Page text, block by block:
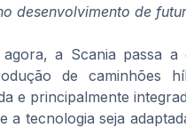
desenvolvimento de
a Scania passa a
de caminhões
e principalmente
a tecnologia seja